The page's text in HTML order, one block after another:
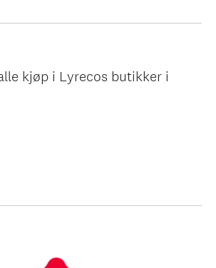
kjøp i Lyrecos butikker i